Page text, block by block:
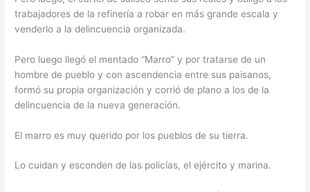
trabajadores de la refinería a robar en más grande escala y
venderlo a la delincuencia organizada.
Pero luego llegó el mentado “Marro” y por tratarse de un
hombre de pueblo y con ascendencia entre sus paisanos,
formó su propia organización y corrió de plano a los de la
delincuencia de la nueva generación.
El marro es muy querido por los pueblos de su tierra.
Lo cuidan y esconden de las policías, el ejército y marina.